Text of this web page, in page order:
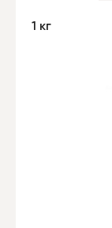
1 кг